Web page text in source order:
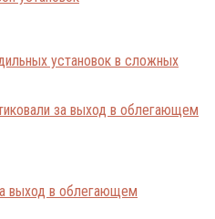
установок в сложных
выход в облегающем